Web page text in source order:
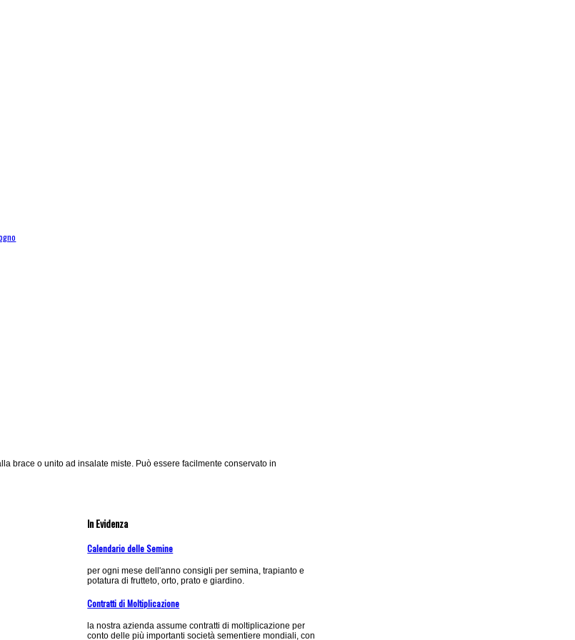
brace o unito ad insalate miste. Può essere facilmente conservato in
In Evidenza
Calendario delle Semine
per ogni mese dell'anno consigli per semina, trapianto e
potatura di frutteto, orto, prato e giardino.
Contratti di Moltiplicazione
la nostra azienda assume contratti di moltiplicazione per
conto delle più importanti società sementiere mondiali, con